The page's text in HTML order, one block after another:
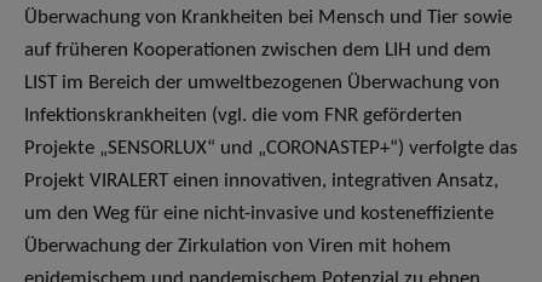
Überwachung von Krankheiten bei Mensch und Tier sowie
auf früheren Kooperationen zwischen dem LIH und dem
LIST im Bereich der umweltbezogenen Überwachung von
Infektionskrankheiten (vgl. die vom FNR geförderten
Projekte „SENSORLUX“ und „CORONASTEP+“) verfolgte das
Projekt VIRALERT einen innovativen, integrativen Ansatz,
um den Weg für eine nicht-invasive und kosteneffiziente
Überwachung der Zirkulation von Viren mit hohem